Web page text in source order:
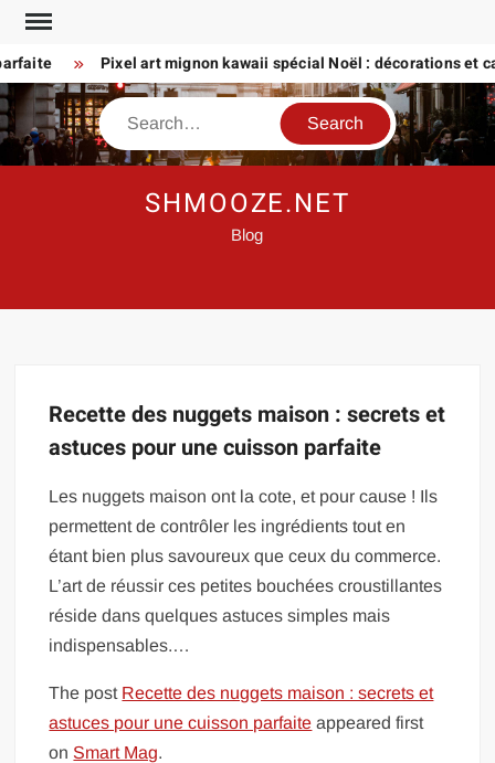
Skip
content
Pixel art mignon kawaii spécial Noël : décorations et
Search
SHMOOZE.NET
Blog
Recette des nuggets maison : secrets et
astuces pour une cuisson parfaite
Les nuggets maison ont la cote, et pour cause ! Ils
permettent de contrôler les ingrédients tout en
étant bien plus savoureux que ceux du commerce.
L’art de réussir ces petites bouchées croustillantes
réside dans quelques astuces simples mais
indispensables.…
The post Recette des nuggets maison : secrets et
astuces pour une cuisson parfaite appeared first
on Smart Mag.